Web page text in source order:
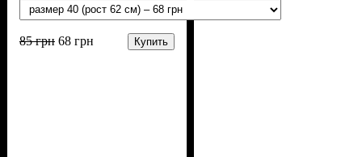
85грн 68 грн Купить